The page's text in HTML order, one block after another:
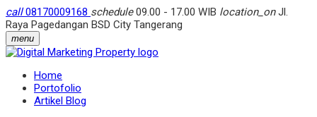
call08170009168 schedule09.00 - 17.00 WIB location_onJl.
Raya Pagedangan BSD City Tangerang
menu
Home
Portofolio
Artikel Blog